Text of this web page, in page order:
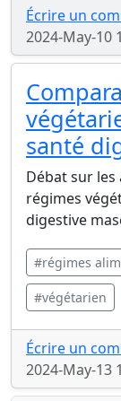
Écrire un
2024-May-10
santé
Débat sur
régimes
digestive
#régimes
#végétarien
Écrire un
2024-May-13